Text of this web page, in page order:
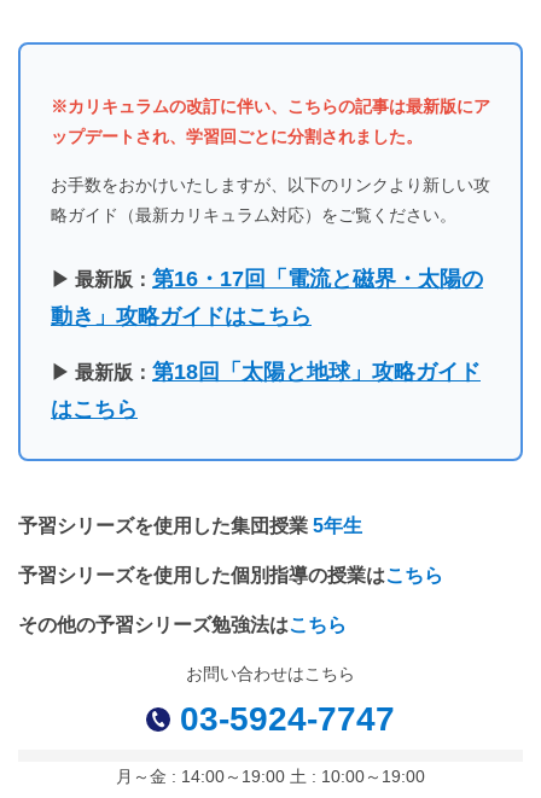
※カリキュラムの改訂に伴い、こちらの記事は最新版にア
ップデートされ、学習回ごとに分割されました。
お手数をおかけいたしますが、以下のリンクより新しい攻
略ガイド（最新カリキュラム対応）をご覧ください。
▶ 最新版： 第16・17回「電流と磁界・太陽の
動き」攻略ガイドはこちら
▶ 最新版： 第18回「太陽と地球」攻略ガイド
はこちら
予習シリーズを使用した集団授業 5年生
予習シリーズを使用した個別指導の授業はこちら
その他の予習シリーズ勉強法はこちら
お問い合わせはこちら
03-5924-7747
月～金 : 14:00～19:00 土 : 10:00～19:00